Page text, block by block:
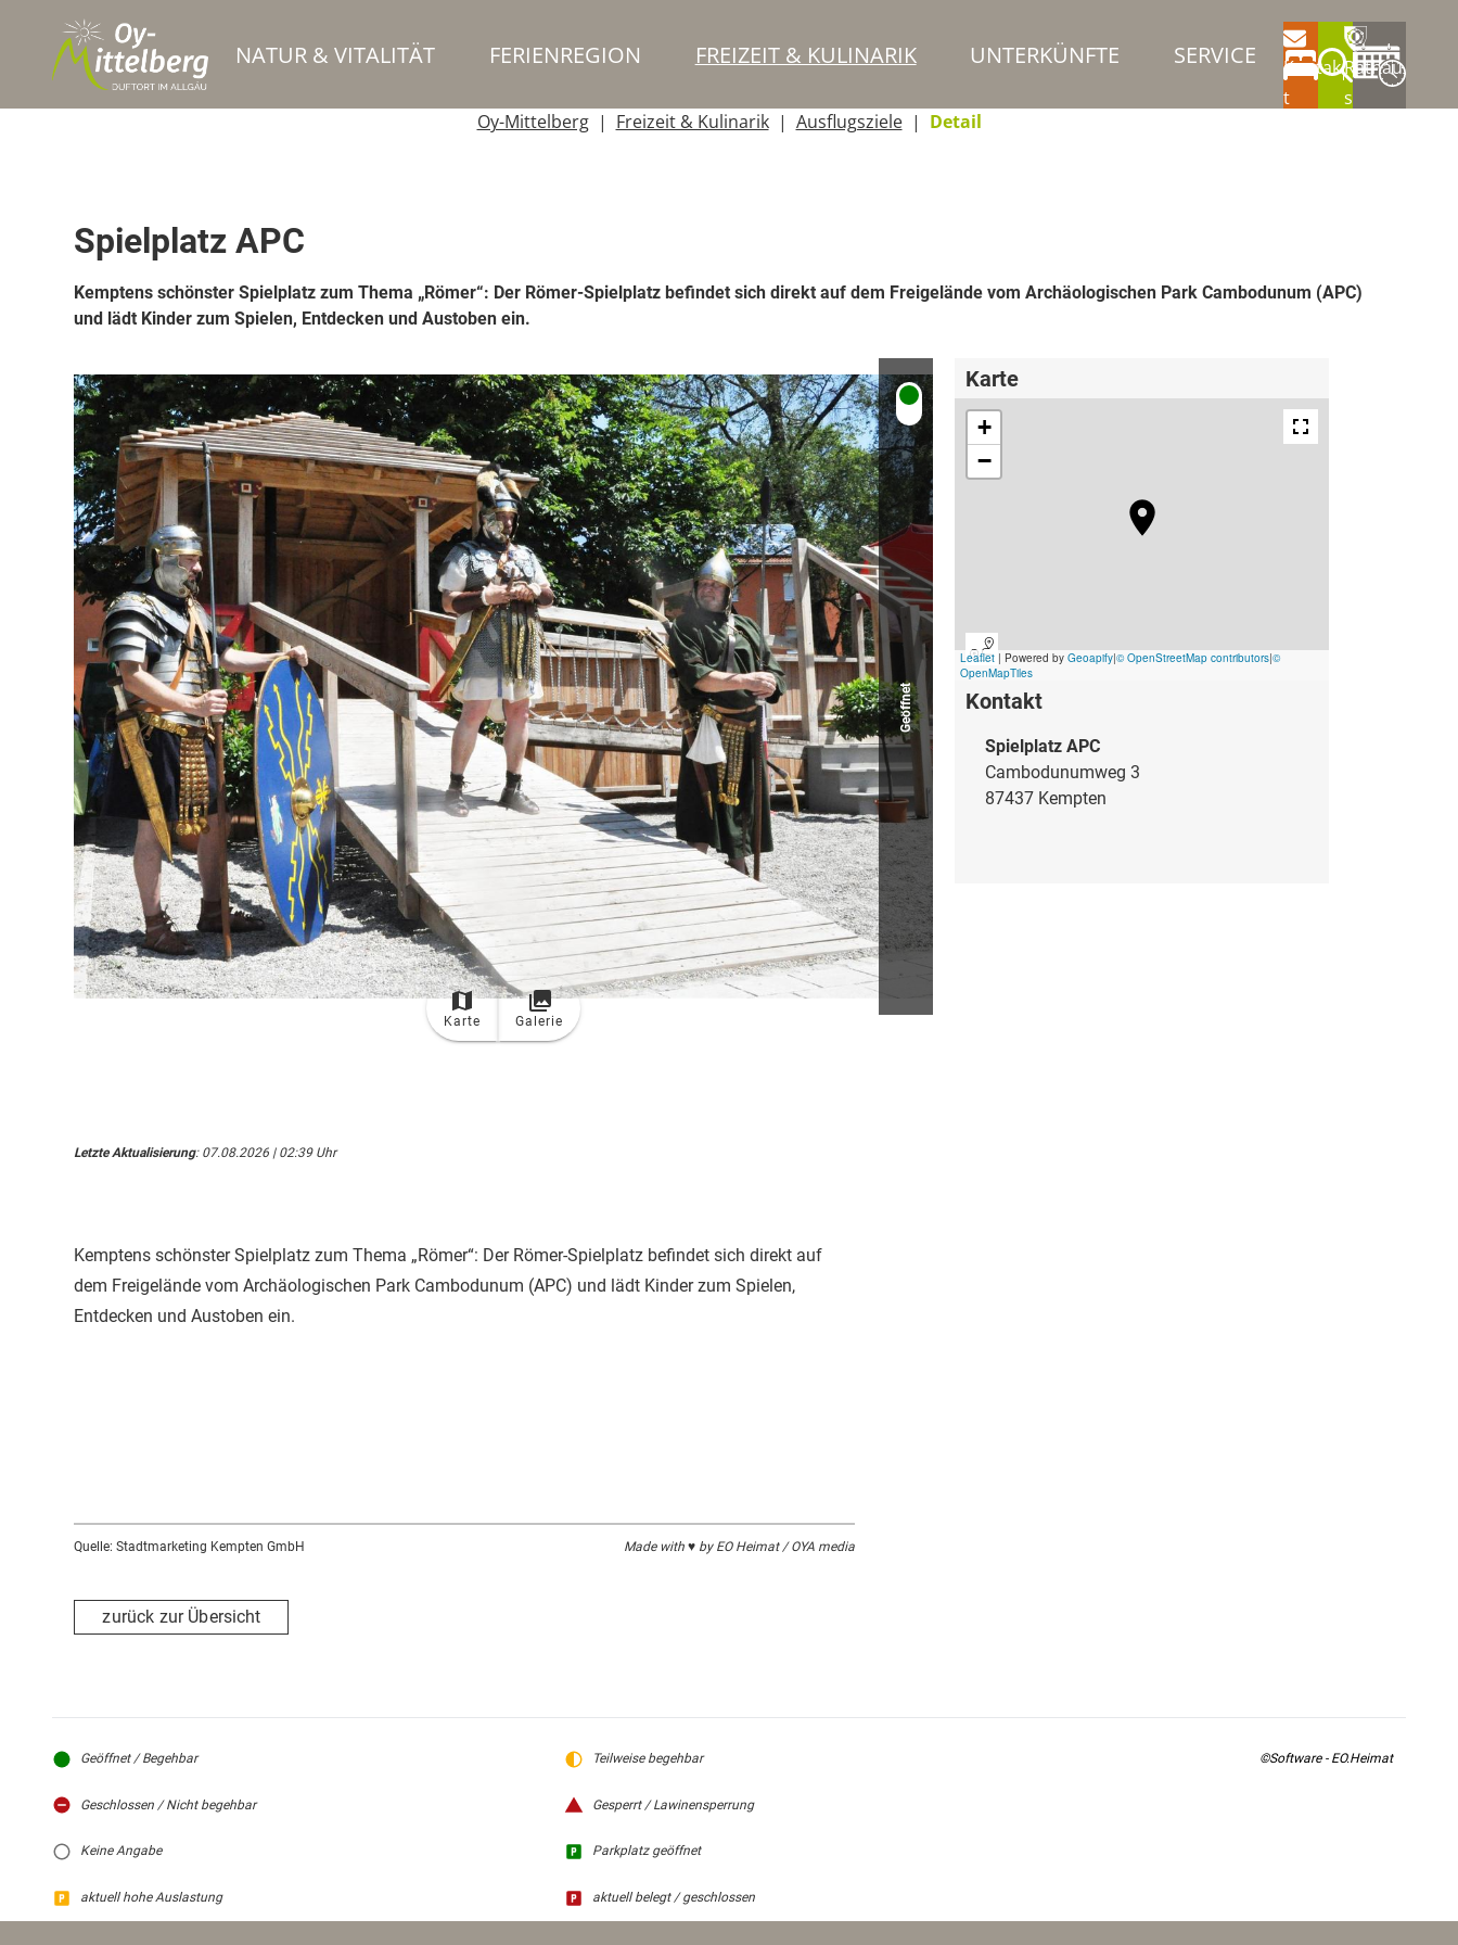
NATUR & VITALITÄT FERIENREGION FREIZEIT & KULINARIK UNTERKÜNFTE SERVICE
Kontak
t
Rathau
s
Oy-Mittelberg
Freizeit & Kulinarik Ausflugsziele Detail
Spielplatz APC
Kemptens schönster Spielplatz zum Thema „Römer“: Der Römer-Spielplatz befindet sich direkt auf dem Freigelände vom Archäologischen Park Cambodunum (APC)
und lädt Kinder zum Spielen, Entdecken und Austoben ein.
Geöffnet
Karte Galerie
Letzte Aktualisierung: 07.08.2026 | 02:39 Uhr
Kemptens schönster Spielplatz zum Thema „Römer“: Der Römer-Spielplatz befindet sich direkt auf
dem Freigelände vom Archäologischen Park Cambodunum (APC) und lädt Kinder zum Spielen,
Entdecken und Austoben ein.
Quelle: Stadtmarketing Kempten GmbH Made with ♥ by EO Heimat / OYA media
zurück zur Übersicht
Karte
Kontakt
Spielplatz APC
Cambodunumweg 3
87437 Kempten
Geöffnet / Begehbar Teilweise begehbar
Geschlossen / Nicht begehbar Gesperrt / Lawinensperrung
Keine Angabe Parkplatz geöffnet
aktuell hohe Auslastung aktuell belegt / geschlossen
©Software - EO.Heimat